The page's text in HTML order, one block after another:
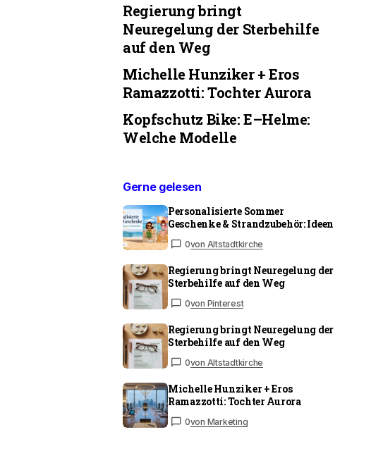
Regierung bringt
Neuregelung der Sterbehilfe
auf den Weg
Michelle Hunziker + Eros
Ramazzotti: Tochter Aurora
Kopfschutz Bike: E–Helme:
Welche Modelle
Gerne gelesen
Personalisierte Sommer
Geschenke & Strandzubehör: Ideen
0von Altstadtkirche
Regierung bringt Neuregelung der
Sterbehilfe auf den Weg
0von Pinterest
Regierung bringt Neuregelung der
Sterbehilfe auf den Weg
0von Altstadtkirche
Michelle Hunziker + Eros
Ramazzotti: Tochter Aurora
0von Marketing